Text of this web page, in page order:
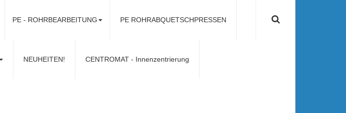
PE - ROHRBEARBEITUNG PE ROHRABQUETSCHPRESSEN
NEUHEITEN! CENTROMAT - Innenzentrierung
63 22 40 94 99 4oder per Mail:info@nelke-gmbh.de